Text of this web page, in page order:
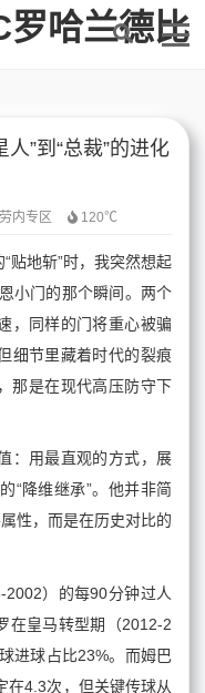
”到“总裁”的进化
内专区 120℃
贴地斩”时，我突然想起
小门的那个瞬间。两个
，同样的门将重心被骗
细节里藏着时代的裂痕
那是在现代高压防守下
：用最直观的方式，展
“降维继承”。他并非简
性，而是在历史对比的
）的每90分钟过人
在皇马转型期（2012-2
进球占比23%。而姆巴
在4.3次，但关键传球从